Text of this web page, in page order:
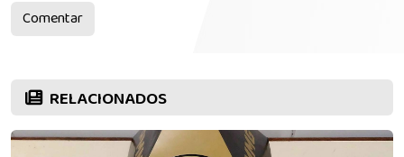
Comentar
RELACIONADOS